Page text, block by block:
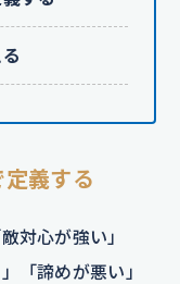
義する
対心が強い」
「諦めが悪い」